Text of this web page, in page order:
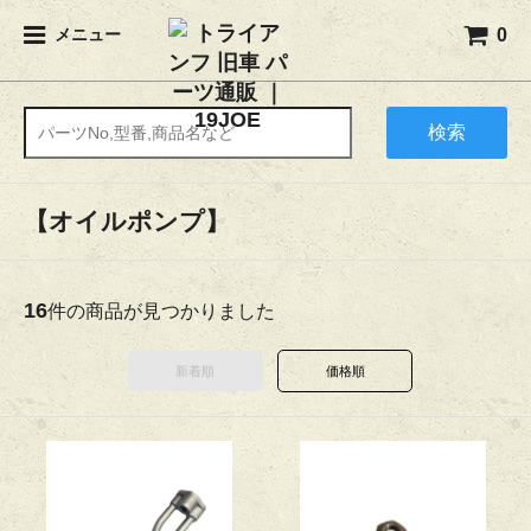
メニュー 0
検索
【オイルポンプ】
16件の商品が見つかりました
新着順 価格順